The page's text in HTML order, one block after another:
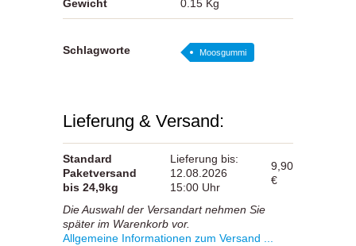
Gewicht 0.15 Kg
Schlagworte Moosgummi
Lieferung & Versand:
Standard
Paketversand
bis 24,9kg
Lieferung bis:
12.08.2026
15:00 Uhr
9,90
€
Die Auswahl der Versandart nehmen Sie
später im Warenkorb vor.
Allgemeine Informationen zum Versand ...